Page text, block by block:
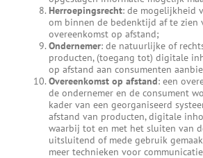
Herroepingsrecht: de mogelijkheid
om binnen de bedenktijd af te zien
overeenkomst op afstand;
Ondernemer: de natuurlijke of
producten, (toegang tot) digitale
op afstand aan consumenten
Overeenkomst op afstand: een
de ondernemer en de consument
kader van een georganiseerd
afstand van producten, digitale
waarbij tot en met het sluiten van
uitsluitend of mede gebruik
meer technieken voor